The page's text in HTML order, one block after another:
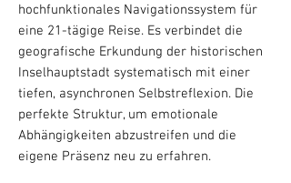
hochfunktionales Navigationssystem für
eine 21-tägige Reise. Es verbindet die
geografische Erkundung der historischen
Inselhauptstadt systematisch mit einer
tiefen, asynchronen Selbstreflexion. Die
perfekte Struktur, um emotionale
Abhängigkeiten abzustreifen und die
eigene Präsenz neu zu erfahren.